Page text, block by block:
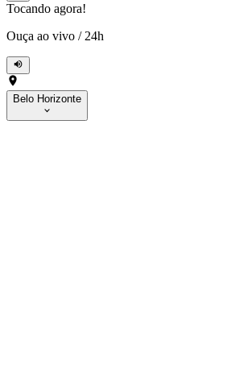
Tocando agora!
Ouça ao vivo / 24h
Belo Horizonte